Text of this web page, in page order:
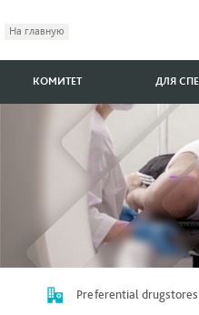
На главную
КОМИТЕТ ДЛЯ
Preferential drugstores